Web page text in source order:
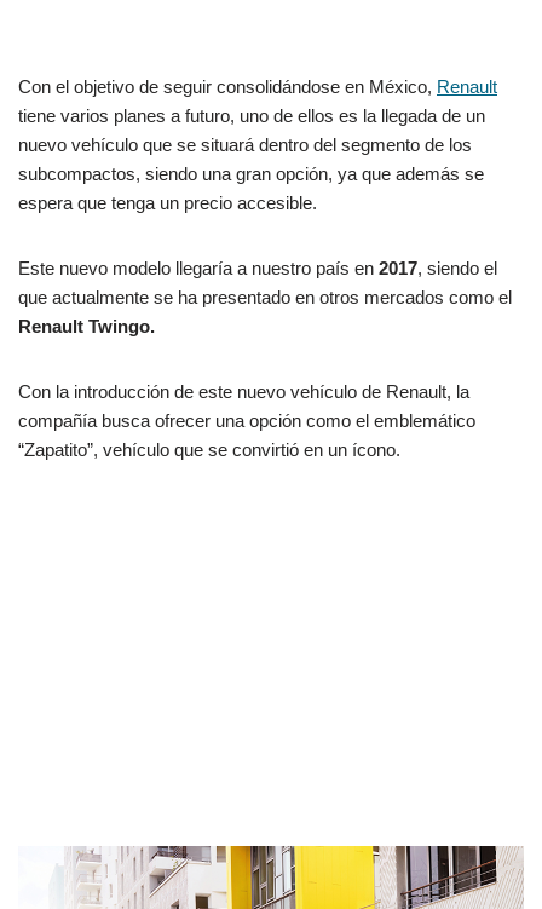
Con el objetivo de seguir consolidándose en México, Renault
tiene varios planes a futuro, uno de ellos es la llegada de un
nuevo vehículo que se situará dentro del segmento de los
subcompactos, siendo una gran opción, ya que además se
espera que tenga un precio accesible.
Este nuevo modelo llegaría a nuestro país en 2017, siendo el
que actualmente se ha presentado en otros mercados como el
Renault Twingo.
Con la introducción de este nuevo vehículo de Renault, la
compañía busca ofrecer una opción como el emblemático
“Zapatito”, vehículo que se convirtió en un ícono.